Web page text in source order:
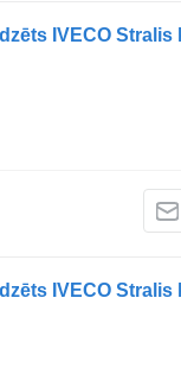
IVECO
IVECO